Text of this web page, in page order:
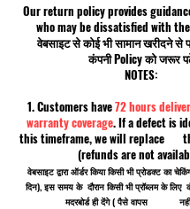
Our return policy provides
who may be dissatisfied with
वेबसाइट से कोई भी सामान खरीदने से
कंपनी Policy को जरूर
NOTES:
1. Customers have72 hours
warranty coverage. If a defect is
this timeframe, we will replace
(refunds are not
वेबसाइट द्वारा ऑर्डर किया किसी भी प्रोडक्ट का
दिन), इस समय के दौरान किसी भी प्रॉब्लम के लिए
मदरबोर्ड ही देंगे ( पैसे वापस नहीं